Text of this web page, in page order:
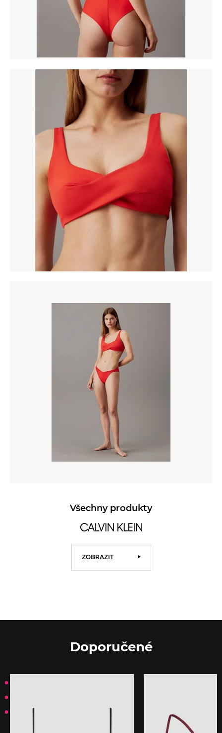
Všechny produkty
ZOBRAZIT
Doporučené